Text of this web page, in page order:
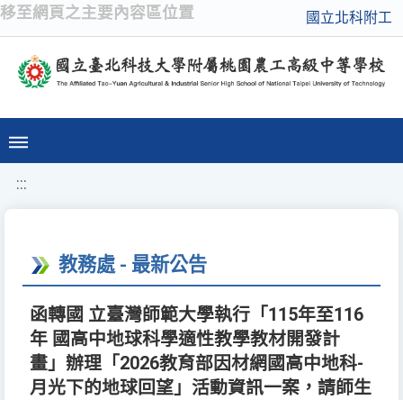
移至網頁之主要內容區位置 國立北科附工
:::
教務處 - 最新公告
函轉國 立臺灣師範大學執行「115年至116
年 國高中地球科學適性教學教材開發計
畫」辦理「2026教育部因材網國高中地科-
月光下的地球回望」活動資訊一案，請師生